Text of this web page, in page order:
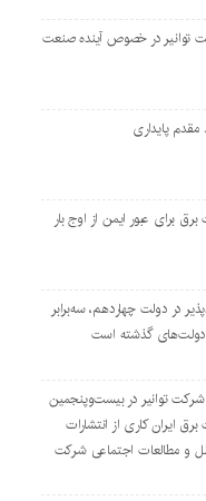
توانیر در خصوص آینده صنعت
پایداری
برای عبور ایمن از اوج بار
در دولت چهاردهم، سه‌برابر
گذشته است
شرکت توانیر در بیست‌وپنجمین
ایران کاری از انتشارات
و مطالعات اجتماعی شرکت